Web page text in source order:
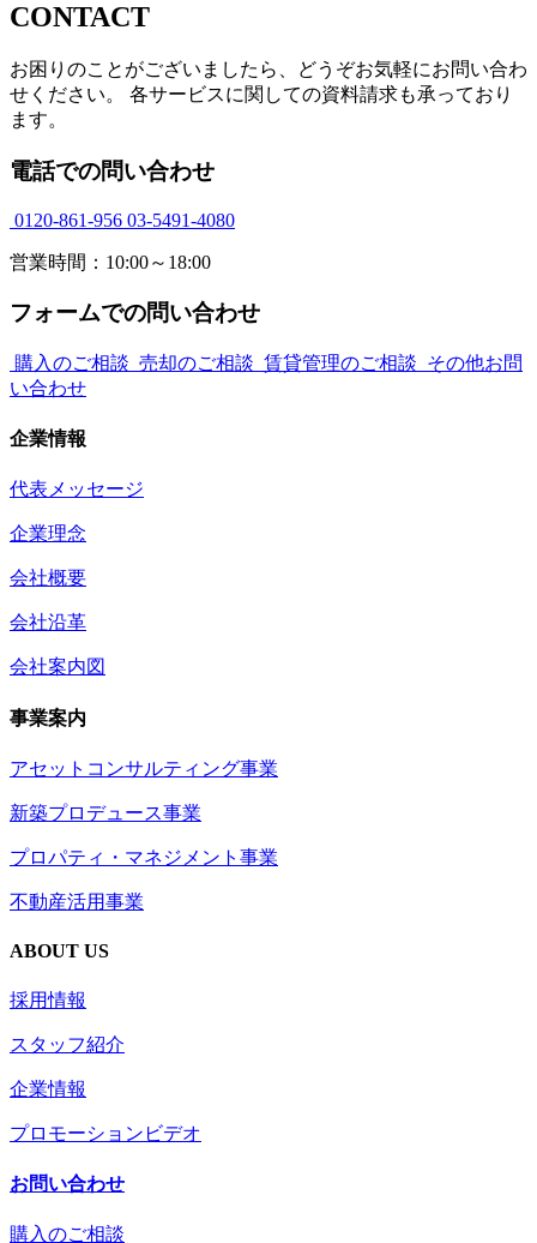
CONTACT
お困りのことがございましたら、どうぞお気軽にお問い合わ
せください。 各サービスに関しての資料請求も承っており
ます。
電話での問い合わせ
0120-861-956 03-5491-4080
営業時間：10:00～18:00
フォームでの問い合わせ
購入のご相談 売却のご相談 賃貸管理のご相談 その他お問
い合わせ
企業情報
代表メッセージ
企業理念
会社概要
会社沿革
会社案内図
事業案内
アセットコンサルティング事業
新築プロデュース事業
プロパティ・マネジメント事業
不動産活用事業
ABOUT US
採用情報
スタッフ紹介
企業情報
プロモーションビデオ
お問い合わせ
購入のご相談